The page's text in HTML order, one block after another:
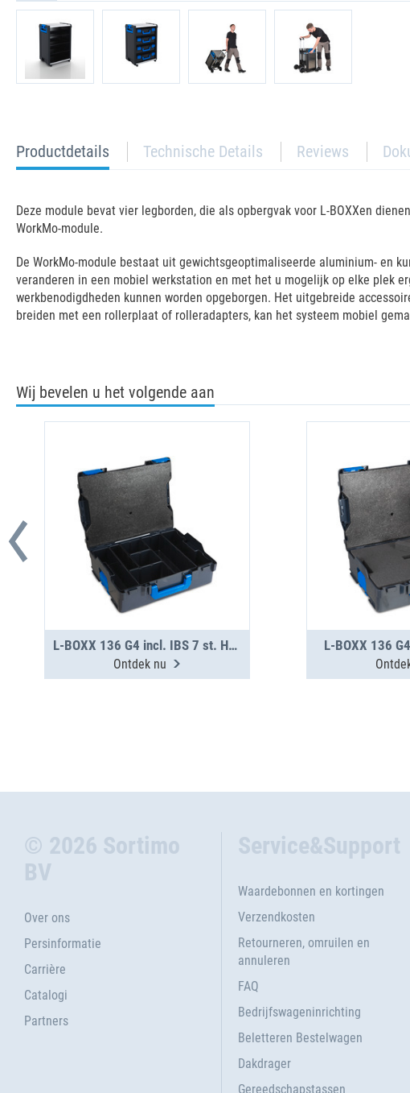
current
tab:
Productdetails Technische Details Reviews
Deze module bevat vier legborden, die als opbergvak voor L-BOXXen
WorkMo-module.
De WorkMo-module bestaat uit gewichtsgeoptimaliseerde aluminium- en
veranderen in een mobiel werkstation en met het u mogelijk op elke plek
werkbenodigdheden kunnen worden opgeborgen. Het uitgebreide
breiden met een rollerplaat of rolleradapters, kan het systeem mobiel
Wij bevelen u het volgende aan
L-BOXX 136 G4 incl. IBS 7 st. H95 S
Ontdek nu
L-BOXX 136
© 2026 Sortimo
BV
Over ons
Persinformatie
Carrière
Catalogi
Partners
Service&Support
Waardebonnen en kortingen
Verzendkosten
Retourneren, omruilen en
annuleren
FAQ
Bedrijfswageninrichting
Beletteren Bestelwagen
Dakdrager
Gereedschapstassen